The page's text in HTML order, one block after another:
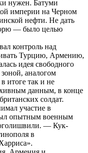
нужен. Батуми
империи на Черном
нефти. Не дать
— было целью
контроль над
Турцию, Армению,
идея свободного
аналогом
итоге так и не
данным, в конце
солдат.
участие в
опытным военным
— Кук-
в